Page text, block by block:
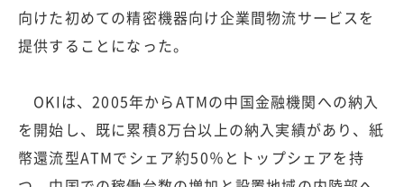
向けた初めての精密機器向け企業間物流サービスを
提供することになった。
OKIは、2005年からATMの中国金融機関への納入
を開始し、既に累積8万台以上の納入実績があり、紙
幣還流型ATMでシェア約50％とトップシェアを持